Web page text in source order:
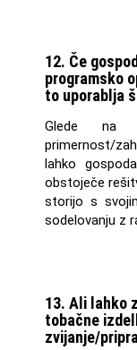
12. Če
programsko
to uporablja
Glede na
primernost/
lahko
obstoječe
storijo s
sodelovanju z
13. Ali lahko
tobačne
zvijanje/